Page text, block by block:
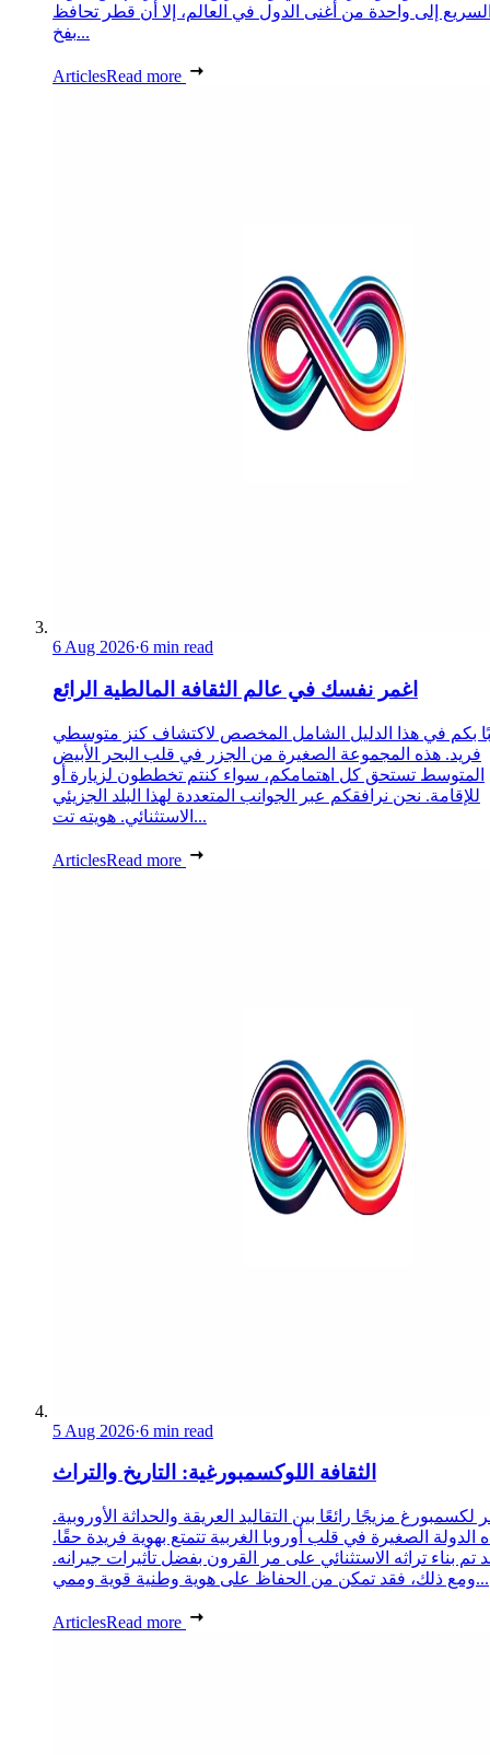
إلى واحدة من أغنى الدول في العالم، إلا أن قطر تحافظ
بفخ...
ArticlesRead more
6 Aug 2026·6 min read
اغمر نفسك في عالم الثقافة المالطية الرائع
بكم في هذا الدليل الشامل المخصص لاكتشاف كنز متوسطي
فريد. هذه المجموعة الصغيرة من الجزر في قلب البحر الأبيض
المتوسط تستحق كل اهتمامكم، سواء كنتم تخططون لزيارة أو
للإقامة. نحن نرافقكم عبر الجوانب المتعددة لهذا البلد الجزيئي
الاستثنائي. هويته تت...
ArticlesRead more
5 Aug 2026·6 min read
الثقافة اللوكسمبورغية: التاريخ والتراث
لكسمبورغ مزيجًا رائعًا بين التقاليد العريقة والحداثة الأوروبية.
الدولة الصغيرة في قلب أوروبا الغربية تتمتع بهوية فريدة حقًا.
تم بناء تراثه الاستثنائي على مر القرون بفضل تأثيرات جيرانه.
ومع ذلك، فقد تمكن من الحفاظ على هوية وطنية قوية وممي...
ArticlesRead more